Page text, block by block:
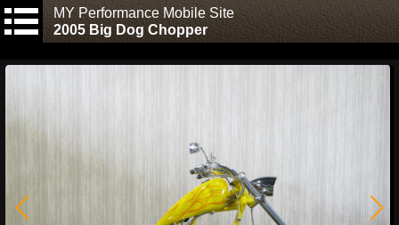
MY Performance Mobile Site
2005 Big Dog Chopper